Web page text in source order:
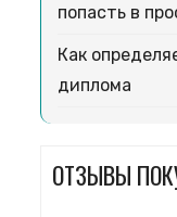
попасть в
Как
диплома
ОТЗЫВЫ